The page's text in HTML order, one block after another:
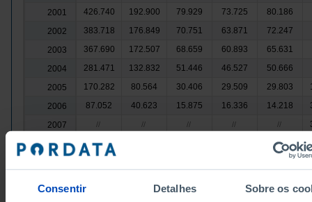
Consentir Detalhes Sobre os
2001
426.740 192.900 79.929 73.725
80.186
2002
383.718 176.849 70.751 63.871
72.247
2003
367.690 172.507 68.659 60.893
65.631
2004
281.471 132.832 51.446 46.527
50.666
2005
170.282 80.564 30.406 29.509 29.803
2006
87.052 40.623 15.875 16.336 14.218
2007
// // // // //
2008
// //